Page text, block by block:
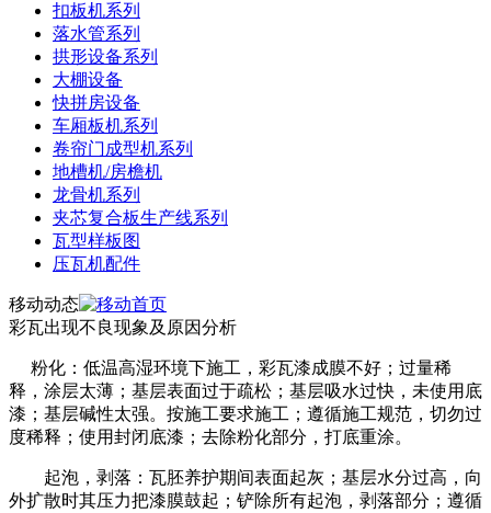
扣板机系列
落水管系列
拱形设备系列
大棚设备
快拼房设备
车厢板机系列
卷帘门成型机系列
地槽机/房檐机
龙骨机系列
夹芯复合板生产线系列
瓦型样板图
压瓦机配件
移动动态
彩瓦出现不良现象及原因分析
粉化：低温高湿环境下施工，彩瓦漆成膜不好；过量稀
释，涂层太薄；基层表面过于疏松；基层吸水过快，未使用底
漆；基层碱性太强。按施工要求施工；遵循施工规范，切勿过
度稀释；使用封闭底漆；去除粉化部分，打底重涂。
起泡，剥落：瓦胚养护期间表面起灰；基层水分过高，向
外扩散时其压力把漆膜鼓起；铲除所有起泡，剥落部分；遵循